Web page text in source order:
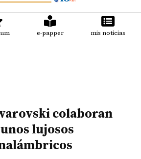
e-papper mis noticias
colaboran
lujosos